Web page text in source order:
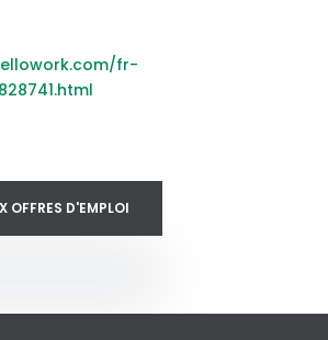
fr-
OFFRES D'EMPLOI